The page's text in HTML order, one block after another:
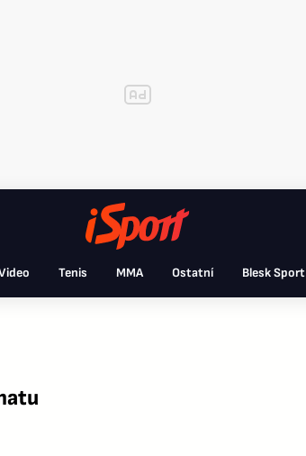
Tenis MMA Ostatní Blesk Sport